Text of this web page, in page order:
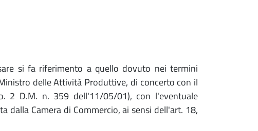
si fa riferimento a quello dovuto nei termini
delle Attività Produttive, di concerto con il
2 D.M. n. 359 dell'11/05/01), con l'eventuale
dalla Camera di Commercio, ai sensi dell'art. 18,